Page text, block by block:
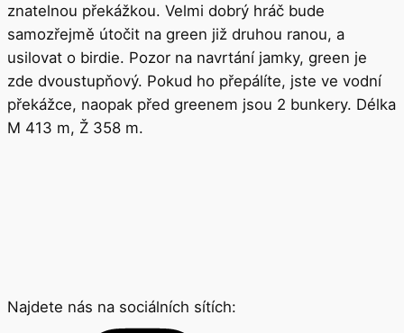
znatelnou překážkou. Velmi dobrý hráč bude
samozřejmě útočit na green již druhou ranou, a
usilovat o birdie. Pozor na navrtání jamky, green je
zde dvoustupňový. Pokud ho přepálíte, jste ve vodní
překážce, naopak před greenem jsou 2 bunkery. Délka
M 413 m, Ž 358 m.
Najdete nás na sociálních sítích: